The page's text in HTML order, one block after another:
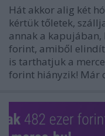
Hát akkor alig két
kértük tőletek,
annak a kapujában,
forint, amiből
is tarthatjuk a
forint hiányzik! Már